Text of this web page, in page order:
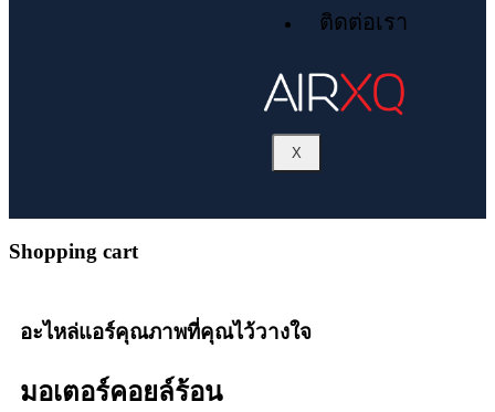
ติดต่อเรา
X
Shopping cart
อะไหล่แอร์คุณภาพที่คุณไว้วางใจ
มอเตอร์คอยล์ร้อน